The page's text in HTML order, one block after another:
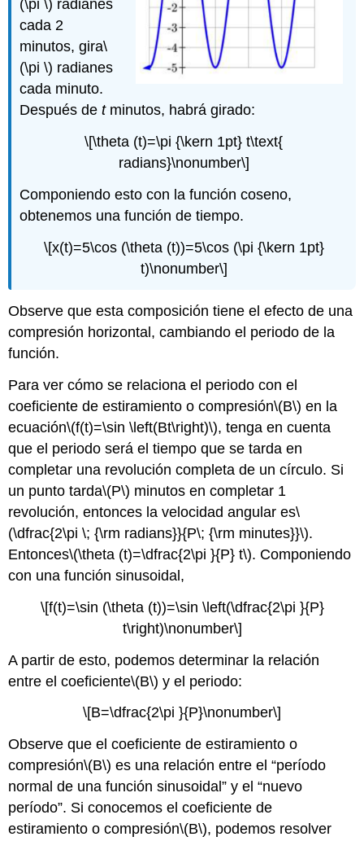
(\pi \) radianes
cada 2
minutos, gira\
(\pi \) radianes
cada minuto.
Después detminutos, habrá girado:
\[\theta (t)=\pi {\kern 1pt} t\text{
radians}\nonumber\]
Componiendo esto con la función coseno,
obtenemos una función de tiempo.
\[x(t)=5\cos (\theta (t))=5\cos (\pi {\kern 1pt}
t)\nonumber\]
Observe que esta composición tiene el efecto de una
compresión horizontal, cambiando el periodo de la
función.
Para ver cómo se relaciona el periodo con el
coeficiente de estiramiento o compresión\(B\) en la
ecuación\(f(t)=\sin \left(Bt\right)\), tenga en cuenta
que el periodo será el tiempo que se tarda en
completar una revolución completa de un círculo. Si
un punto tarda\(P\) minutos en completar 1
revolución, entonces la velocidad angular es\
(\dfrac{2\pi \; {\rm radians}}{P\; {\rm minutes}}\).
Entonces\(\theta (t)=\dfrac{2\pi }{P} t\). Componiendo
con una función sinusoidal,
\[f(t)=\sin (\theta (t))=\sin \left(\dfrac{2\pi }{P}
t\right)\nonumber\]
A partir de esto, podemos determinar la relación
entre el coeficiente\(B\) y el periodo:
\[B=\dfrac{2\pi }{P}\nonumber\]
Observe que el coeficiente de estiramiento o
compresión\(B\) es una relación entre el “período
normal de una función sinusoidal” y el “nuevo
período”. Si conocemos el coeficiente de
estiramiento o compresión\(B\), podemos resolver